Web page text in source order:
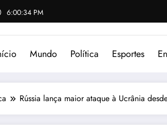
6:00:34 PM
Mundo Política Esportes
Rússia lança maior ataque à Ucrânia